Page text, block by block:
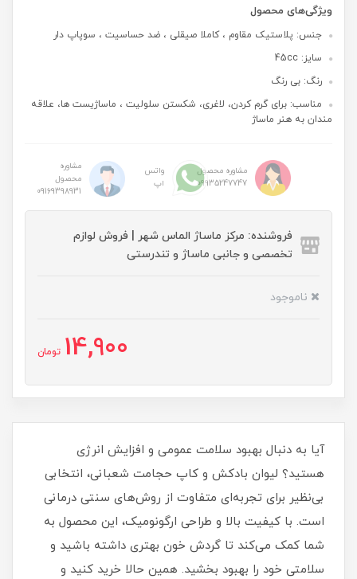
ویژگی‌های محصول
جنس: پلاستیک مقاوم ، کاملا صیقلی ، ضد حساسیت ، سوپاپ دار
سایز: 45cc
رنگ: بی رنگ
مناسب: برای گرم کردن، لاغری، شکستن سلولیت ، ماساژیست ها، علاقه
مندان به هنر ماساژ
مشاوره محصول
09935247747
واتس
اپ
مشاوره
محصول
09169398931
فروشنده: مرکز ماساژ الماس شهر | فروش لوازم
تخصصی و جانبی ماساژ و تندرستی
ناموجود
14,900 تومان
آیا به دنبال بهبود سلامت عمومی و افزایش انرژی
هستید؟ لیوان بادکش و کاپ حجامت شعبانی، انتخابی
بی‌نظیر برای تجربه‌ای متفاوت از روش‌های سنتی درمانی
است. با کیفیت بالا و طراحی ارگونومیک، این محصول به
شما کمک می‌کند تا گردش خون بهتری داشته باشید و
سلامتی خود را بهبود بخشید. همین حالا خرید کنید و